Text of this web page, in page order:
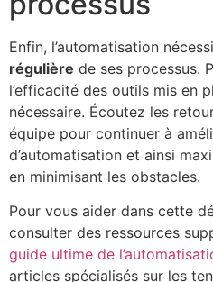
Enfin, l’automatisation
régulière de ses processus.
l’efficacité des outils mis en
nécessaire. Écoutez les
équipe pour continuer à
d’automatisation et ainsi
en minimisant les obstacles.
Pour vous aider dans cette
consulter des ressources
guide ultime de
articles spécialisés sur les